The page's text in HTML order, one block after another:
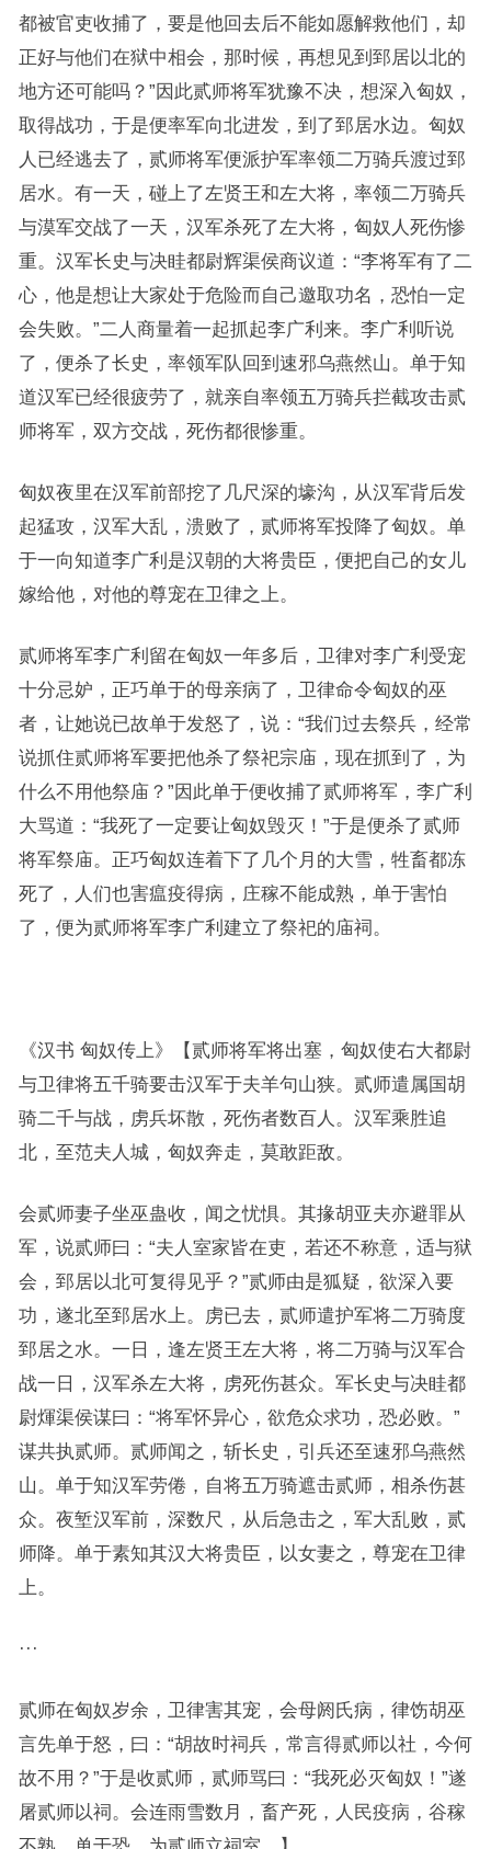
都被官吏收捕了，要是他回去后不能如愿解救他们，却
正好与他们在狱中相会，那时候，再想见到郅居以北的
地方还可能吗？”因此贰师将军犹豫不决，想深入匈奴，
取得战功，于是便率军向北进发，到了郅居水边。匈奴
人已经逃去了，贰师将军便派护军率领二万骑兵渡过郅
居水。有一天，碰上了左贤王和左大将，率领二万骑兵
与漠军交战了一天，汉军杀死了左大将，匈奴人死伤惨
重。汉军长史与决眭都尉辉渠侯商议道：“李将军有了二
心，他是想让大家处于危险而自己邀取功名，恐怕一定
会失败。”二人商量着一起抓起李广利来。李广利听说
了，便杀了长史，率领军队回到速邪乌燕然山。单于知
道汉军已经很疲劳了，就亲自率领五万骑兵拦截攻击贰
师将军，双方交战，死伤都很惨重。
匈奴夜里在汉军前部挖了几尺深的壕沟，从汉军背后发
起猛攻，汉军大乱，溃败了，贰师将军投降了匈奴。单
于一向知道李广利是汉朝的大将贵臣，便把自己的女儿
嫁给他，对他的尊宠在卫律之上。
贰师将军李广利留在匈奴一年多后，卫律对李广利受宠
十分忌妒，正巧单于的母亲病了，卫律命令匈奴的巫
者，让她说已故单于发怒了，说：“我们过去祭兵，经常
说抓住贰师将军要把他杀了祭祀宗庙，现在抓到了，为
什么不用他祭庙？”因此单于便收捕了贰师将军，李广利
大骂道：“我死了一定要让匈奴毁灭！”于是便杀了贰师
将军祭庙。正巧匈奴连着下了几个月的大雪，牲畜都冻
死了，人们也害瘟疫得病，庄稼不能成熟，单于害怕
了，便为贰师将军李广利建立了祭祀的庙祠。
《汉书 匈奴传上》【贰师将军将出塞，匈奴使右大都尉
与卫律将五千骑要击汉军于夫羊句山狭。贰师遣属国胡
骑二千与战，虏兵坏散，死伤者数百人。汉军乘胜追
北，至范夫人城，匈奴奔走，莫敢距敌。
会贰师妻子坐巫蛊收，闻之忧惧。其掾胡亚夫亦避罪从
军，说贰师曰：“夫人室家皆在吏，若还不称意，适与狱
会，郅居以北可复得见乎？”贰师由是狐疑，欲深入要
功，遂北至郅居水上。虏已去，贰师遣护军将二万骑度
郅居之水。一日，逢左贤王左大将，将二万骑与汉军合
战一日，汉军杀左大将，虏死伤甚众。军长史与决眭都
尉煇渠侯谋曰：“将军怀异心，欲危众求功，恐必败。”
谋共执贰师。贰师闻之，斩长史，引兵还至速邪乌燕然
山。单于知汉军劳倦，自将五万骑遮击贰师，相杀伤甚
众。夜堑汉军前，深数尺，从后急击之，军大乱败，贰
师降。单于素知其汉大将贵臣，以女妻之，尊宠在卫律
上。
···
贰师在匈奴岁余，卫律害其宠，会母阏氏病，律饬胡巫
言先单于怒，曰：“胡故时祠兵，常言得贰师以社，今何
故不用？”于是收贰师，贰师骂曰：“我死必灭匈奴！”遂
屠贰师以祠。会连雨雪数月，畜产死，人民疫病，谷稼